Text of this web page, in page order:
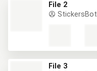
File 2
StickersBot
File 3